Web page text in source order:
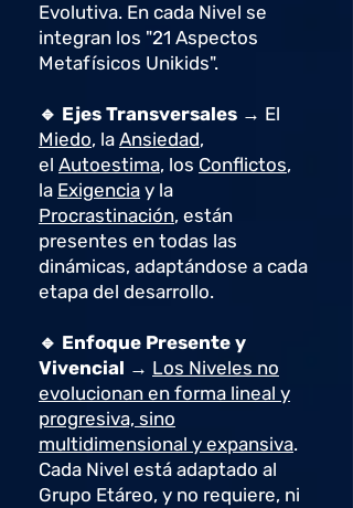
Evolutiva. En cada Nivel se
integran los "21 Aspectos
Metafísicos Unikids".
🔹 Ejes Transversales → El
Miedo, la Ansiedad,
el Autoestima, los Conflictos,
la Exigencia y la
Procrastinación, están
presentes en todas las
dinámicas, adaptándose a cada
etapa del desarrollo.
🔹 Enfoque Presente y
Vivencial → Los Niveles no
evolucionan en forma lineal y
progresiva, sino
multidimensional y expansiva.
Cada Nivel está adaptado al
Grupo Etáreo, y no requiere, ni